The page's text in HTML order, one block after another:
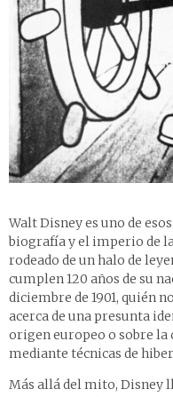
Walt Disney es uno de
biografía y el imperio de
rodeado de un halo de
cumplen 120 años de su
diciembre de 1901, quién
acerca de una presunta
origen europeo o sobre la
mediante técnicas de
Más allá del mito, Disney